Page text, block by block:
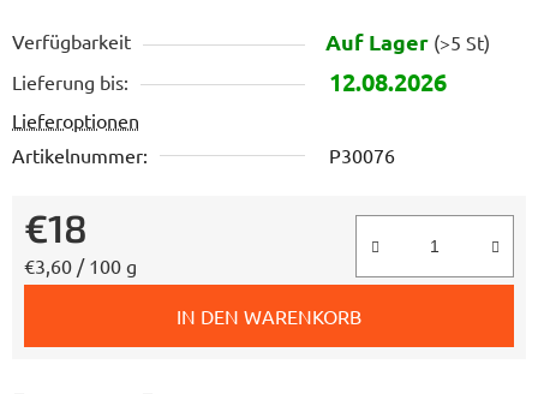
Verfügbarkeit Auf Lager (>5 St)
Lieferung bis:
12.08.2026
Lieferoptionen
Artikelnummer:
P30076
€18
Verkaufspreis:
€3,60 / 100 g
IN DEN WARENKORB